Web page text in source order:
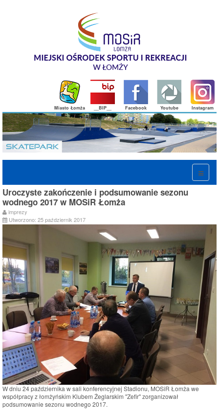
Instagram
Youtube
Facebook
__BIP__
Miasto Łomża
Uroczyste zakończenie i podsumowanie sezonu
wodnego 2017 w MOSiR Łomża
imprezy
Utworzono: 25 październik 2017
W dniu 24 października w sali konferencyjnej Stadionu, MOSiR Łomża we
współpracy z łomżyńskim Klubem Żeglarskim "Zefir" zorganizował
podsumowanie sezonu wodnego 2017.